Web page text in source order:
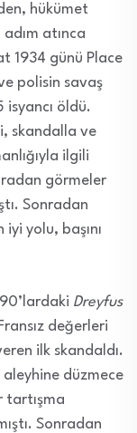
hükümet
atınca
1934 günü Place
polisin savaş
isyancı öldü.
skandalla ve
ilgili
görmeler
Sonradan
yolu, başını
Dreyfus
değerleri
ilk skandaldı.
aleyhine düzmece
tartışma
Sonradan